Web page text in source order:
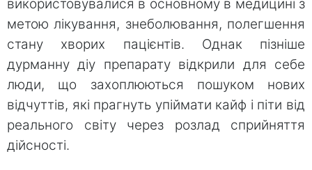
використовувалися в основному в медицині з
метою лікування, знеболювання, полегшення
стану хворих пацієнтів. Однак пізніше
дурманну діу препарату відкрили для себе
люди, що захоплюються пошуком нових
відчуттів, які прагнуть упіймати кайф і піти від
реального світу через розлад сприйняття
дійсності.